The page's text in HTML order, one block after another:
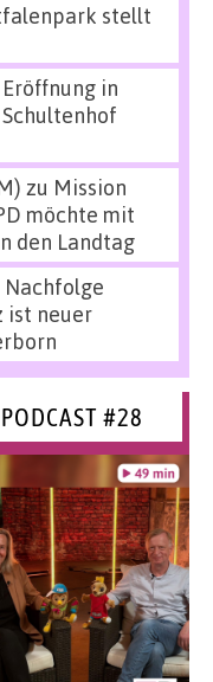
stellt
Eröffnung in
zu Mission
möchte mit
den Landtag
Nachfolge
ist neuer
#28